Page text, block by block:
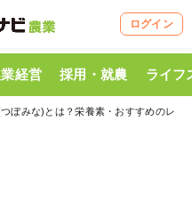
ログイン
経営 採用・就農 ライフ
ぼみな)とは？栄養素・おすすめのレ